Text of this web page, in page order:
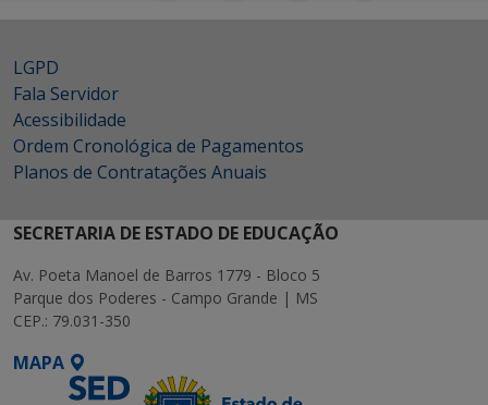
LGPD
Fala Servidor
Acessibilidade
Ordem Cronológica de Pagamentos
Planos de Contratações Anuais
SECRETARIA DE ESTADO DE EDUCAÇÃO
Av. Poeta Manoel de Barros 1779 - Bloco 5
Parque dos Poderes - Campo Grande | MS
CEP.: 79.031-350
MAPA